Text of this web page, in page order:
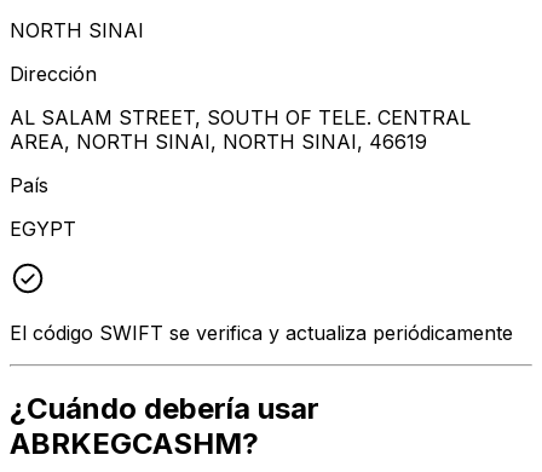
NORTH SINAI
Dirección
AL SALAM STREET, SOUTH OF TELE. CENTRAL
AREA, NORTH SINAI, NORTH SINAI, 46619
País
EGYPT
El código SWIFT se verifica y actualiza periódicamente
¿Cuándo debería usar
ABRKEGCASHM?